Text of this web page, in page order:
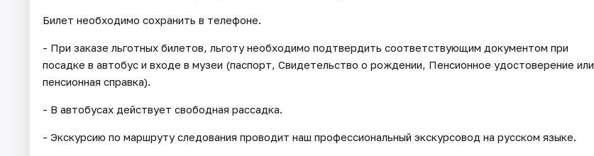
Билет необходимо сохранить в телефоне.
- При заказе льготных билетов, льготу необходимо подтвердить соответствующим документом при
посадке в автобус и входе в музеи (паспорт, Свидетельство о рождении, Пенсионное удостоверение или
пенсионная справка).
- В автобусах действует свободная рассадка.
- Экскурсию по маршруту следования проводит наш профессиональный экскурсовод на русском языке.